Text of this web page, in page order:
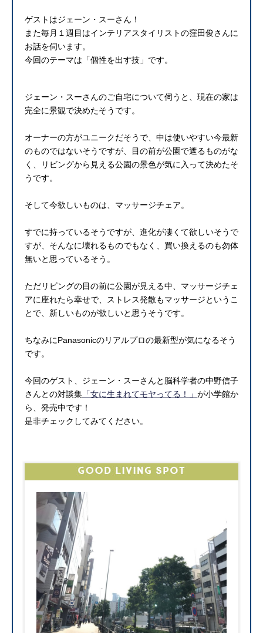
ゲストはジェーン・スーさん！
また毎月１週目はインテリアスタイリストの窪田俊さんに
お話を伺います。
今回のテーマは「個性を出す技」です。
ジェーン・スーさんのご自宅について伺うと、現在の家は
完全に景観で決めたそうです。
オーナーの方がユニークだそうで、中は使いやすい今最新
のものではないそうですが、目の前が公園で遮るものがな
く、リビングから見える公園の景色が気に入って決めたそ
うです。
そして今欲しいものは、マッサージチェア。
すでに持っているそうですが、進化が凄くて欲しいそうで
すが、そんなに壊れるものでもなく、買い換えるのも勿体
無いと思っているそう。
ただリビングの目の前に公園が見える中、マッサージチェ
アに座れたら幸せで、ストレス発散もマッサージというこ
とで、新しいものが欲しいと思うそうです。
ちなみにPanasonicのリアルプロの最新型が気になるそう
です。
今回のゲスト、ジェーン・スーさんと脳科学者の中野信子
さんとの対談集 「女に生まれてモヤってる！」 が小学館か
ら、発売中です！
是非チェックしてみてください。